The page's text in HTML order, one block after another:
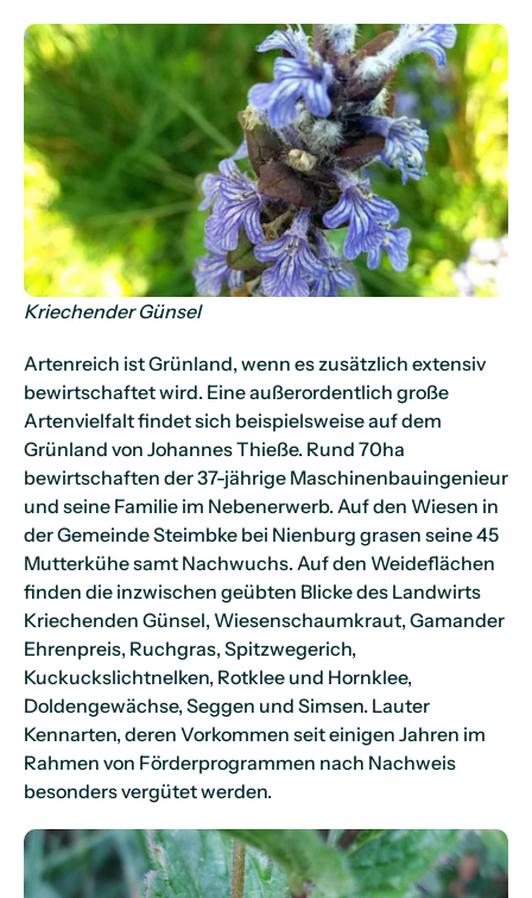
Kriechender Günsel
Artenreich ist Grünland, wenn es zusätzlich extensiv
bewirtschaftet wird. Eine außerordentlich große
Artenvielfalt findet sich beispielsweise auf dem
Grünland von Johannes Thieße. Rund 70ha
bewirtschaften der 37-jährige Maschinenbauingenieur
und seine Familie im Nebenerwerb. Auf den Wiesen in
der Gemeinde Steimbke bei Nienburg grasen seine 45
Mutterkühe samt Nachwuchs. Auf den Weideflächen
finden die inzwischen geübten Blicke des Landwirts
Kriechenden Günsel, Wiesenschaumkraut, Gamander
Ehrenpreis, Ruchgras, Spitzwegerich,
Kuckuckslichtnelken, Rotklee und Hornklee,
Doldengewächse, Seggen und Simsen. Lauter
Kennarten, deren Vorkommen seit einigen Jahren im
Rahmen von Förderprogrammen nach Nachweis
besonders vergütet werden.